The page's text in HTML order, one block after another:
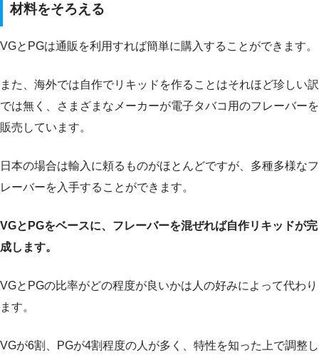
材料をそろえる
VGとPGは通販を利用すれば簡単に購入することができます。
また、海外では自作でリキッドを作ることはそれほど珍しい訳
では無く、さまざまなメーカーが電子タバコ用のフレーバーを
販売しています。
日本の場合は輸入に頼るものがほとんどですが、多種多様なフ
レーバーを入手することができます。
VGとPGをベースに、フレーバーを混ぜれば自作リキッドが完
成します。
VGとPGの比率がどの程度が良いかは人の好みによって代わり
ます。
VGが6割、PGが4割程度の人が多く、特性を知った上で調整し